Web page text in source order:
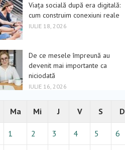
Viața socială după era digitală:
cum construim conexiuni reale
IULIE 18, 2026
De ce mesele împreună au
devenit mai importante ca
niciodată
IULIE 16, 2026
Ma Mi J V S D
1 2 3 4 5 6